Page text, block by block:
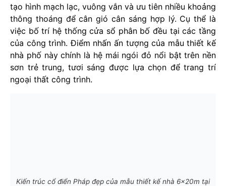
tạo hình mạch lạc, vuông vắn và ưu tiên nhiều khoảng
thông thoáng để cân gió cân sáng hợp lý. Cụ thể là
việc bố trí hệ thống cửa sổ phân bố đều tại các tầng
của công trình. Điểm nhấn ấn tượng của mẫu thiết kế
nhà phố này chính là hệ mái ngói đỏ nổi bật trên nền
sơn trẻ trung, tươi sáng được lựa chọn để trang trí
ngoại thất công trình.
Kiến trúc cổ điển Pháp đẹp của mẫu thiết kế nhà 6x20m tại